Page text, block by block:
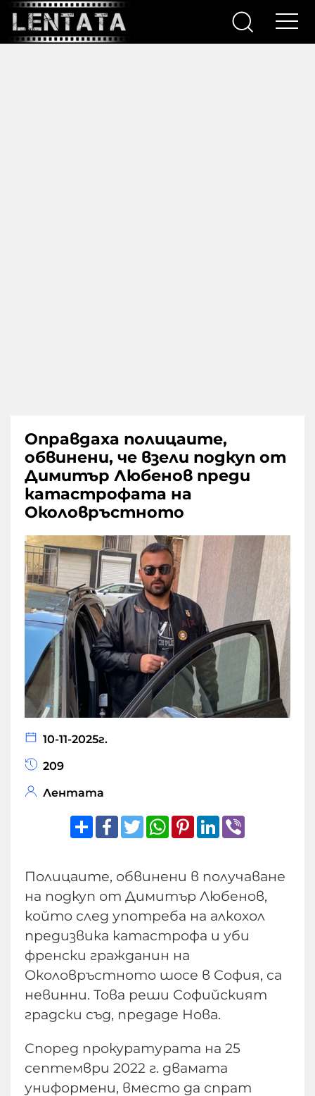
Оправдаха полицаите,
обвинени, че взели подкуп от
Димитър Любенов преди
катастрофата на
Околовръстното
10-11-2025г.
209
Лентата
ShareFacebook
TwitterWhatsApp
Pinterest
LinkedIn
Полицаите, обвинени в получаване
на подкуп от Димитър Любенов,
който след употреба на алкохол
предизвика катастрофа и уби
френски гражданин на
Околовръстното шосе в София, са
невинни. Това реши Софийският
градски съд, предаде Нова.
Според прокуратурата на 25
септември 2022 г. двамата
униформени, вместо да спрат